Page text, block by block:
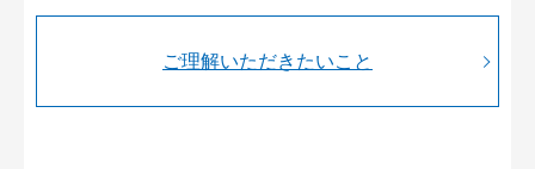
ご理解いただきたいこと